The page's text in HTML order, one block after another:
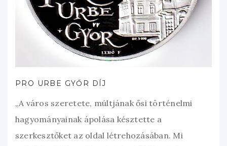
PRO URBE GYŐR DÍJ
„A város szeretete, múltjának ősi történelmi
hagyományainak ápolása késztette a
szerkesztőket az oldal létrehozásában. Mi